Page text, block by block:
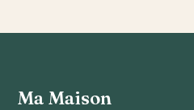
Ma Maison